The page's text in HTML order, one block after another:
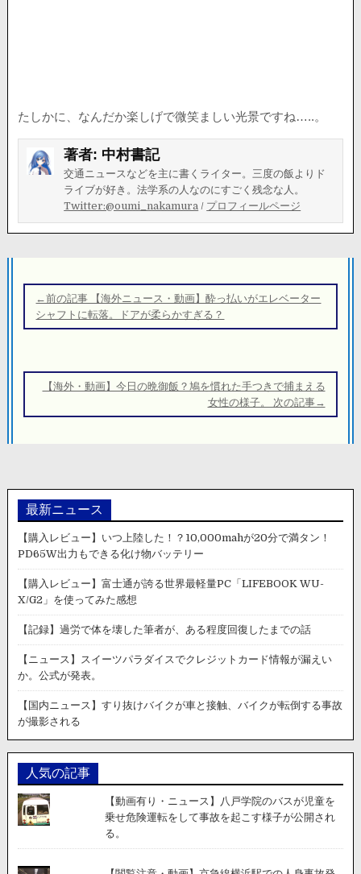
たしかに、なんだか楽しげで微笑ましい光景ですね…..。
著者: 中村書記
交通ニュースなどを主に書くライター。三度の飯よりド
ライブが好き。法学系の人なのにすごく残念な人。
Twitter:@oumi_nakamura / プロフィールページ
稿
ナ
ー
←前の記事 【海外ニュース・動画】酔っ払いがエレベーター
シャフトに転落。ドアが柔らかすぎる？
【海外・動画】今日の晩御飯？鳩を慣れた手つきで捕まえる
女性の様子。 次の記事→
最新ニュース
【購入レビュー】いつ上陸した！？10,000mahが20分で満タン！
PD65W出力もできる化け物バッテリー
【購入レビュー】富士通が誇る世界最軽量PC「LIFEBOOK WU-
X/G2」を使ってみた感想
【記録】過労で体を壊した筆者が、ある程度回復したまでの話
【ニュース】スイーツパラダイスでクレジットカード情報が漏えい
か。公式が発表。
【国内ニュース】すり抜けバイクが車と接触、バイクが転倒する事故
が撮影される
人気の記事
【動画有り・ニュース】八戸学院のバスが児童を
乗せ危険運転をして事故を起こす様子が公開され
る。